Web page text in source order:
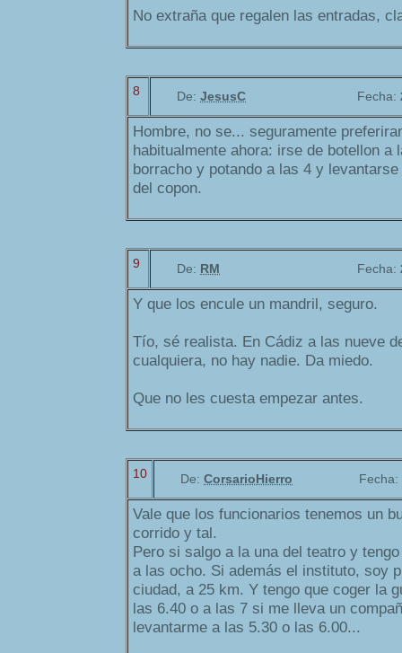
No extraña que regalen las entradas,
8 De: JesusC Fecha:
Hombre, no se... seguramente
habitualmente ahora: irse de botellon a
borracho y potando a las 4 y
del copon.
9 De: RM Fecha:
Y que los encule un mandril, seguro.
Tío, sé realista. En Cádiz a las nueve
cualquiera, no hay nadie. Da miedo.
Que no les cuesta empezar antes.
10 De: CorsarioHierro Fecha:
Vale que los funcionarios tenemos un
corrido y tal.
Pero si salgo a la una del teatro y
a las ocho. Si además el instituto, soy
ciudad, a 25 km. Y tengo que coger la
las 6.40 o a las 7 si me lleva un
levantarme a las 5.30 o las 6.00...